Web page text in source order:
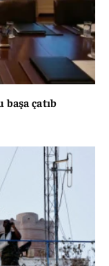
başa çatıb